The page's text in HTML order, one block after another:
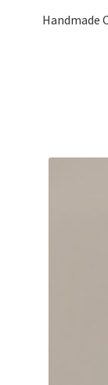
Handmade